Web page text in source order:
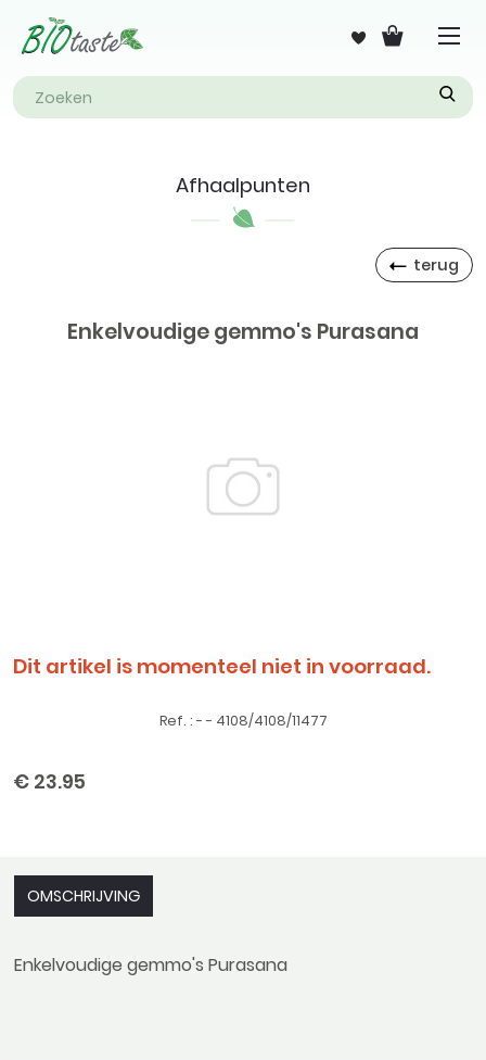
Afhaalpunten
terug
Enkelvoudige gemmo's Purasana
Dit artikel is momenteel niet in voorraad.
Ref. : - - 4108/4108/11477
€ 23.95
OMSCHRIJVING
Enkelvoudige gemmo's Purasana